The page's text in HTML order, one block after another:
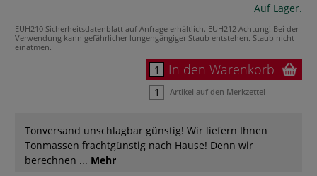
Auf Lager.
EUH210 Sicherheitsdatenblatt auf Anfrage erhältlich. EUH212 Achtung! Bei der
Verwendung kann gefährlicher lungengängiger Staub entstehen. Staub nicht
einatmen.
In den Warenkorb
Artikel auf den Merkzettel
Tonversand unschlagbar günstig! Wir liefern Ihnen
Tonmassen frachtgünstig nach Hause! Denn wir
berechnen ... Mehr